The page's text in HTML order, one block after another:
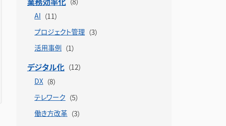
AI
プロジェクト管理
活用事例
デジタル化
DX
テレワーク
働き方改革